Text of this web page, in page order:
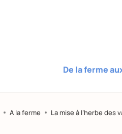
De la ferme
A la ferme La mise à l’herbe des